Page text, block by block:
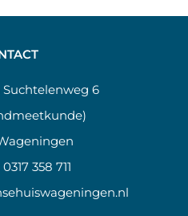
Suchtelenweg 6
0317 358 711